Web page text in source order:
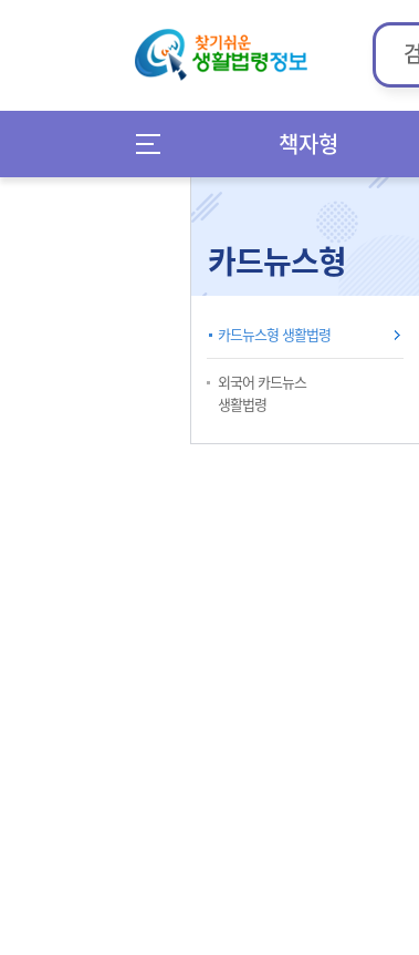
책자형
카드뉴스형
카드뉴스형 생활법령
외국어 카드뉴스
생활법령